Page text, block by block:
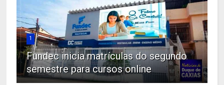
1
Fundec inicia matrículas do segundo
semestre para cursos online